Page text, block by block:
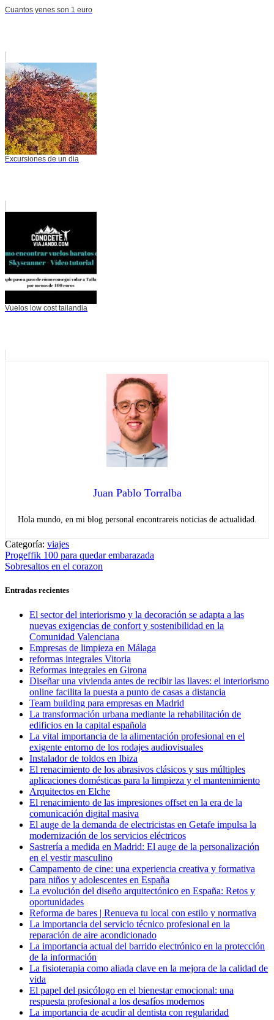
Cuantos yenes son 1 euro
Excursiones de un dia
Vuelos low cost tailandia
Juan Pablo Torralba
Hola mundo, en mi blog personal encontrareis noticias de actualidad.
Categoría: viajes
Navegación
de
entradas
Entrada
anterior:
Progeffik 100 para quedar embarazada
Entrada
Sobresaltos en el corazon
Entradas recientes
El sector del interiorismo y la decoración se adapta a las
nuevas exigencias de confort y sostenibilidad en la
Comunidad Valenciana
Empresas de limpieza en Málaga
reformas integrales Vitoria
Reformas integrales en Girona
Diseñar una vivienda antes de recibir las llaves: el interiorismo
online facilita la puesta a punto de casas a distancia
Team building para empresas en Madrid
La transformación urbana mediante la rehabilitación de
edificios en la capital española
La vital importancia de la alimentación profesional en el
exigente entorno de los rodajes audiovisuales
Instalador de toldos en Ibiza
El renacimiento de los abrasivos clásicos y sus múltiples
aplicaciones domésticas para la limpieza y el mantenimiento
Arquitectos en Elche
El renacimiento de las impresiones offset en la era de la
comunicación digital masiva
El auge de la demanda de electricistas en Getafe impulsa la
modernización de los servicios eléctricos
Sastrería a medida en Madrid: El auge de la personalización
en el vestir masculino
Campamento de cine: una experiencia creativa y formativa
para niños y adolescentes en España
La evolución del diseño arquitectónico en España: Retos y
oportunidades
Reforma de bares | Renueva tu local con estilo y normativa
La importancia del servicio técnico profesional en la
reparación de aire acondicionado
La importancia actual del barrido electrónico en la protección
de la información
La fisioterapia como aliada clave en la mejora de la calidad de
vida
El papel del psicólogo en el bienestar emocional: una
respuesta profesional a los desafíos modernos
La importancia de acudir al dentista con regularidad